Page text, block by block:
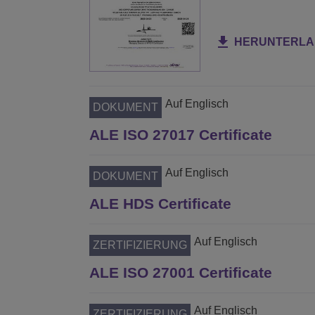
DOKUMENT Auf Englisch
ALE ISO 27017 Certificate
DOKUMENT Auf Englisch
ALE HDS Certificate
ZERTIFIZIERUNG Auf Englisch
ALE ISO 27001 Certificate
Auf Englisch